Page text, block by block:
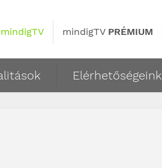
mindigTV mindigTV PRÉMIUM
Elérhetőségeink